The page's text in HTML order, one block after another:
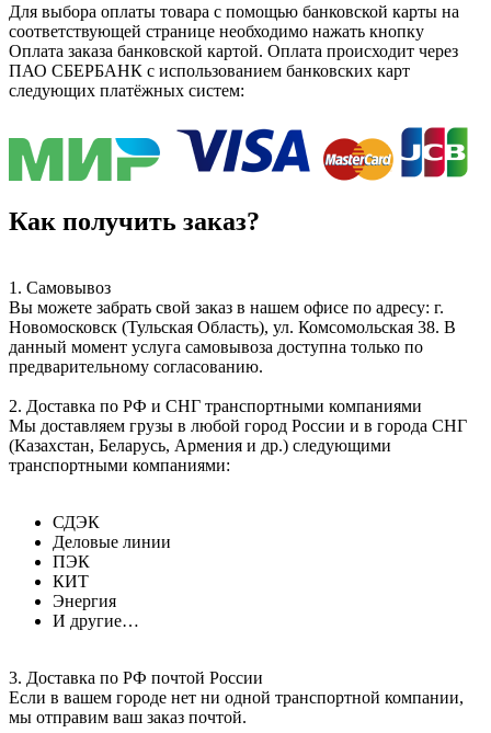
Для выбора оплаты товара с помощью банковской карты на
соответствующей странице необходимо нажать кнопку
Оплата заказа банковской картой. Оплата происходит через
ПАО СБЕРБАНК с использованием банковских карт
следующих платёжных систем:
Как получить заказ?
1. Самовывоз
Вы можете забрать свой заказ в нашем офисе по адресу: г.
Новомосковск (Тульская Область), ул. Комсомольская 38. В
данный момент услуга самовывоза доступна только по
предварительному согласованию.
2. Доставка по РФ и СНГ транспортными компаниями
Мы доставляем грузы в любой город России и в города СНГ
(Казахстан, Беларусь, Армения и др.) следующими
транспортными компаниями:
СДЭК
Деловые линии
ПЭК
КИТ
Энергия
И другие…
3. Доставка по РФ почтой России
Если в вашем городе нет ни одной транспортной компании,
мы отправим ваш заказ почтой.